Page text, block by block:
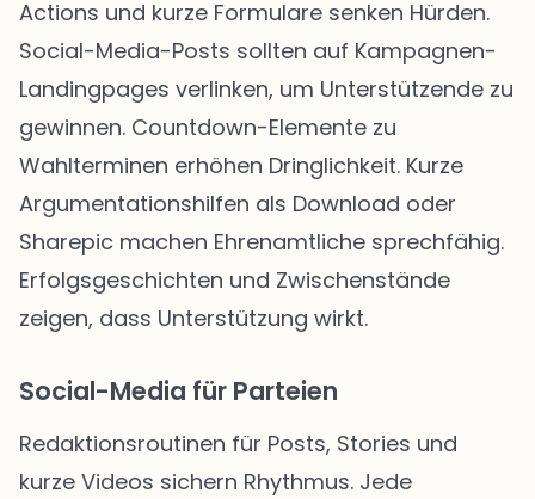
Actions und kurze Formulare senken Hürden.
Social-Media-Posts sollten auf Kampagnen-
Landingpages verlinken, um Unterstützende zu
gewinnen. Countdown-Elemente zu
Wahlterminen erhöhen Dringlichkeit. Kurze
Argumentationshilfen als Download oder
Sharepic machen Ehrenamtliche sprechfähig.
Erfolgsgeschichten und Zwischenstände
zeigen, dass Unterstützung wirkt.
Social-Media für Parteien
Redaktionsroutinen für Posts, Stories und
kurze Videos sichern Rhythmus. Jede